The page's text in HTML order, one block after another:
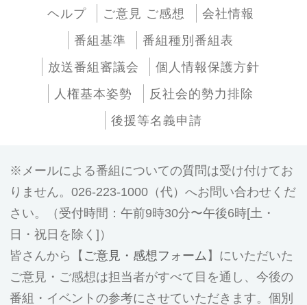
ヘルプ ご意見 ご感想
会社情報
番組基準
番組種別番組表
放送番組審議会
個人情報保護方針
人権基本姿勢
反社会的勢力排除
後援等名義申請
メールによる番組についての質問は受け付けてお
りません。026-223-1000（代）へお問い合わせくだ
さい。（受付時間：午前9時30分〜午後6時[土・
日・祝日を除く]）
皆さんから【 ご意見・感想フォーム 】にいただいた
ご意見・ご感想は担当者がすべて目を通し、今後の
番組・イベントの参考にさせていただきます。個別